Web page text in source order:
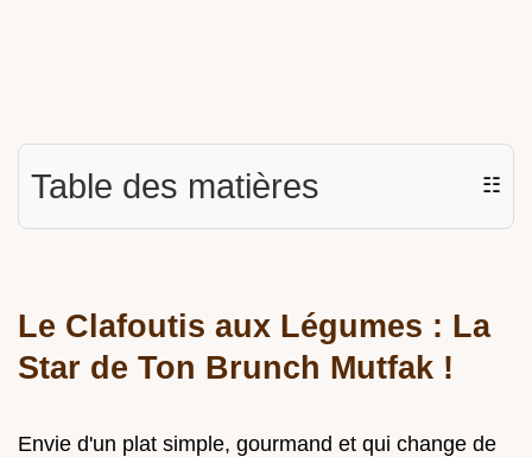
Table des matières ☷
Le Clafoutis aux Légumes : La
Star de Ton Brunch Mutfak !
Envie d'un plat simple, gourmand et qui change de